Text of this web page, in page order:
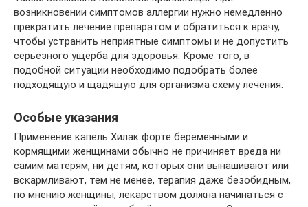
возникновении симптомов аллергии нужно немедленно
прекратить лечение препаратом и обратиться к врачу,
чтобы устранить неприятные симптомы и не допустить
серьёзного ущерба для здоровья. Кроме того, в
подобной ситуации необходимо подобрать более
подходящую и щадящую для организма схему лечения.
Особые указания
Применение капель Хилак форте беременными и
кормящими женщинами обычно не причиняет вреда ни
самим матерям, ни детям, которых они вынашивают или
вскармливают, тем не менее, терапия даже безобидным,
по мнению женщины, лекарством должна начинаться с